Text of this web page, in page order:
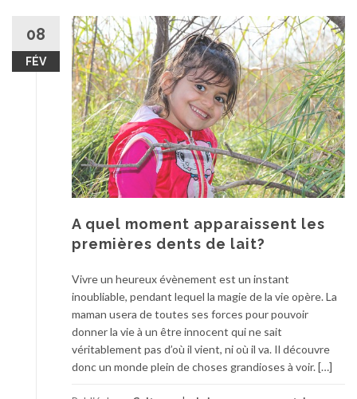
08
FÉV
A quel moment apparaissent les
premières dents de lait?
Vivre un heureux évènement est un instant
inoubliable, pendant lequel la magie de la vie opère. La
maman usera de toutes ses forces pour pouvoir
donner la vie à un être innocent qui ne sait
véritablement pas d’où il vient, ni où il va. Il découvre
donc un monde plein de choses grandioses à voir. […]